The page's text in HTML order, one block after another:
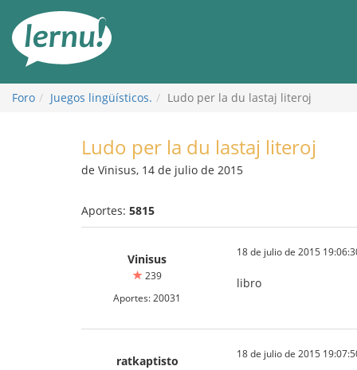
Foro Juegos lingüísticos. Ludo per la du lastaj literoj
Ludo per la du lastaj literoj
de Vinisus, 14 de julio de 2015
Aportes: 5815
Vinisus
239
Aportes: 20031
18 de julio de 2015
libro
ratkaptisto 18 de julio de 2015